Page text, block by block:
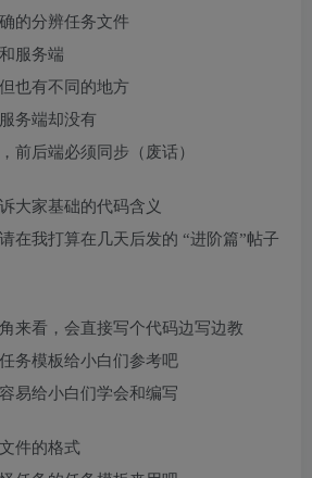
的分辨任务文件
服务端
也有不同的地方
务端却没有
前后端必须同步（废话）
大家基础的代码含义
在我打算在几天后发的 “进阶篇”帖子
来看，会直接写个代码边写边教
务模板给小白们参考吧
易给小白们学会和编写
件的格式